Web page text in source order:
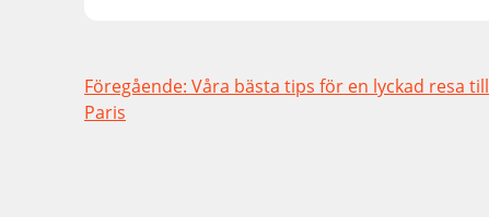
Inläggsnavigering
Föregående: Våra bästa tips för en lyckad resa till
Paris